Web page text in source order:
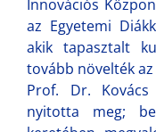
Innovációs
az Egyetemi
akik tapasztalt
tovább növelték
Prof. Dr.
nyitotta meg;